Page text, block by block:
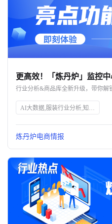
行业分析&商品库全新升级，带你解
AI大数据,服装行业分析,知衣科技,炼丹炉系统,品类分析,销量飙升榜,价格分析,商品库检索,市场趋势,竞争对手分析,产品定位,新品布局,数据分析效率
炼丹炉电商情报